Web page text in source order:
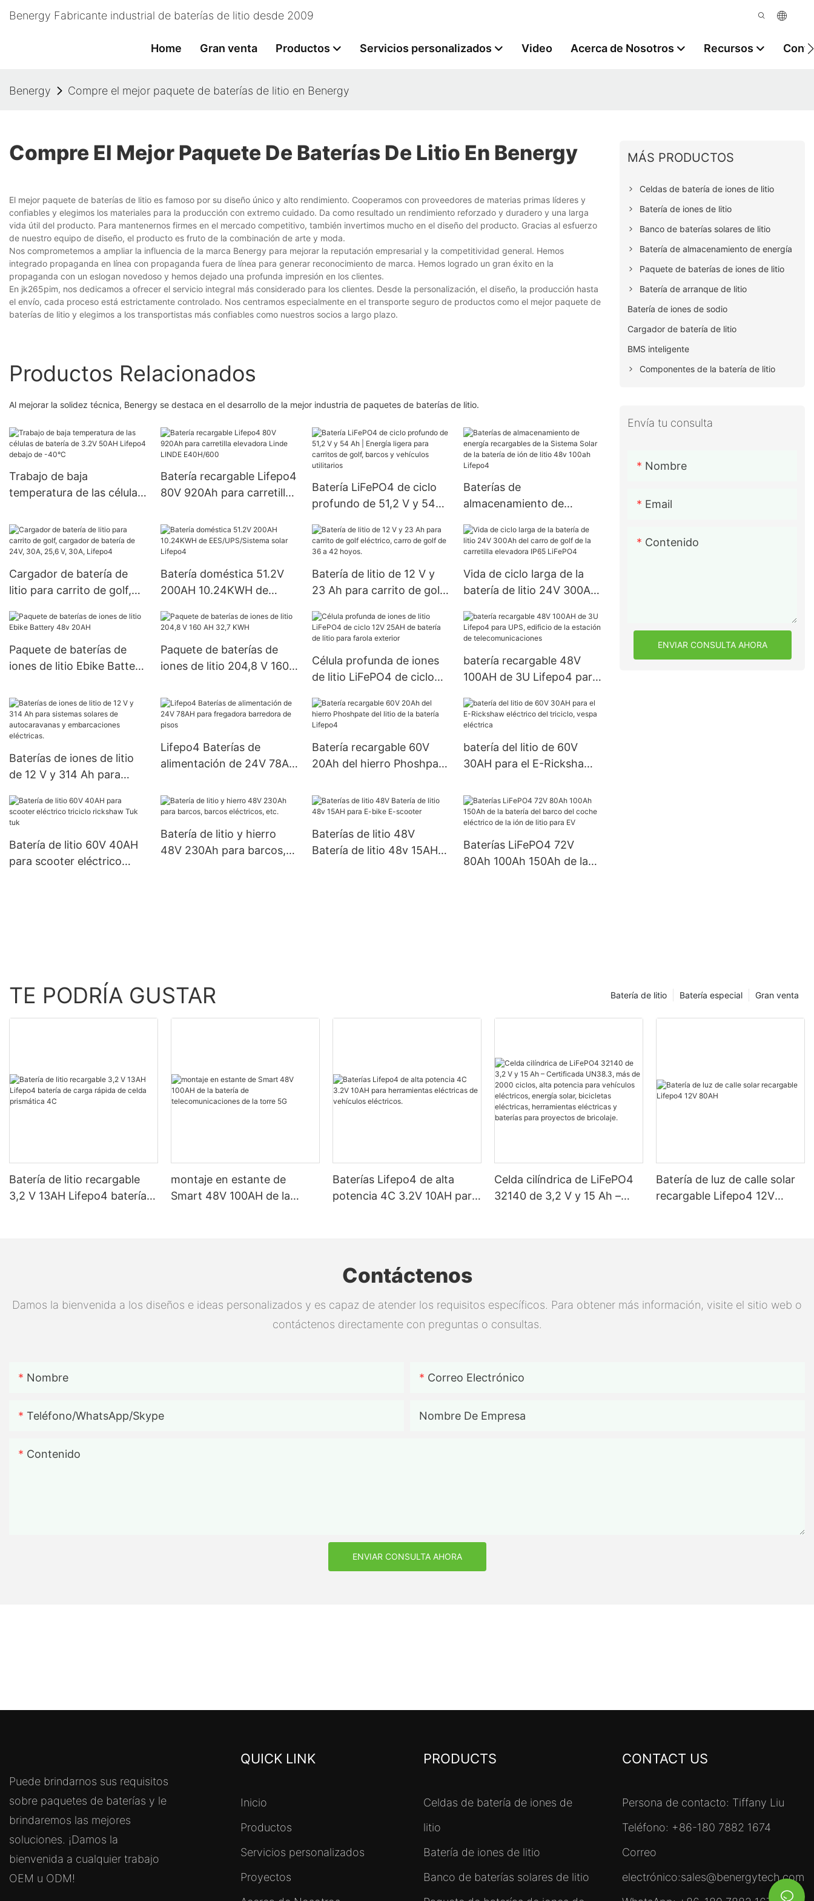
Benergy Fabricante industrial de baterías de litio desde 2009
Home Gran venta Productos Servicios personalizados Video Acerca de Nosotros Recursos
Benergy Compre el mejor paquete de baterías de litio en Benergy
Compre El Mejor Paquete De Baterías De Litio En Benergy
El mejor paquete de baterías de litio es famoso por su diseño único y alto rendimiento. Cooperamos con proveedores de materias primas líderes y
confiables y elegimos los materiales para la producción con extremo cuidado. Da como resultado un rendimiento reforzado y duradero y una larga
vida útil del producto. Para mantenernos firmes en el mercado competitivo, también invertimos mucho en el diseño del producto. Gracias al esfuerzo
de nuestro equipo de diseño, el producto es fruto de la combinación de arte y moda.
Nos comprometemos a ampliar la influencia de la marca Benergy para mejorar la reputación empresarial y la competitividad general. Hemos
integrado propaganda en línea con propaganda fuera de línea para generar reconocimiento de marca. Hemos logrado un gran éxito en la
propaganda con un eslogan novedoso y hemos dejado una profunda impresión en los clientes.
En jk265pim, nos dedicamos a ofrecer el servicio integral más considerado para los clientes. Desde la personalización, el diseño, la producción hasta
el envío, cada proceso está estrictamente controlado. Nos centramos especialmente en el transporte seguro de productos como el mejor paquete de
baterías de litio y elegimos a los transportistas más confiables como nuestros socios a largo plazo.
Productos Relacionados
Al mejorar la solidez técnica, Benergy se destaca en el desarrollo de la mejor industria de paquetes de baterías de litio.
Trabajo de baja
temperatura de las células
Lifepo4 debajo de -40°C
Batería recargable Lifepo4
80V 920Ah para carretilla
E40H/600
Batería LiFePO4 de ciclo
profundo de 51,2 V y 54
carritos de golf, barcos y
vehículos utilitarios
Baterías de
almacenamiento de
Sistema Solar de la batería
de ión de litio 48v 100ah
Lifepo4
Cargador de batería de
litio para carrito de golf,
24V, 30A, 25,6 V, 30A,
Batería doméstica 51.2V
200AH 10.24KWH de
Lifepo4
Batería de litio de 12 V y
23 Ah para carrito de golf
36 a 42 hoyos.
Vida de ciclo larga de la
batería de litio 24V 300Ah
carretilla elevadora IP65
LiFePO4
Paquete de baterías de
iones de litio Ebike Battery
Paquete de baterías de
iones de litio 204,8 V 160
Célula profunda de iones
de litio LiFePO4 de ciclo
litio para farola exterior
batería recargable 48V
100AH ​​de 3U Lifepo4 para
de telecomunicaciones
Baterías de iones de litio
de 12 V y 314 Ah para
autocaravanas y
embarcaciones eléctricas.
Lifepo4 Baterías de
alimentación de 24V 78AH
de pisos
Batería recargable 60V
20Ah del hierro Phoshpate
Lifepo4
batería del litio de 60V
30AH para el E-Rickshaw
eléctrica
Batería de litio 60V 40AH
para scooter eléctrico
Batería de litio y hierro
48V 230Ah para barcos,
Baterías de litio 48V
Batería de litio 48v 15AH
Baterías LiFePO4 72V
80Ah 100Ah 150Ah de la
MÁS PRODUCTOS
Celdas de batería de iones de litio
Batería de iones de litio
Banco de baterías solares de litio
Batería de almacenamiento de energía
Paquete de baterías de iones de litio
Batería de arranque de litio
Batería de iones de sodio
Cargador de batería de litio
BMS inteligente
Componentes de la batería de litio
Envía tu consulta
Nombre
Email
Contenido
ENVIAR CONSULTA AHORA
TE PODRÍA GUSTAR Gran venta
Batería especial
Batería de litio
Batería de litio recargable
3,2 V 13AH Lifepo4 batería
montaje en estante de
Smart 48V 100AH ​​de la
Baterías Lifepo4 de alta
potencia 4C 3.2V 10AH para
Celda cilíndrica de LiFePO4
32140 de 3,2 V y 15 Ah –
proyectos de bricolaje.
Batería de luz de calle solar
recargable Lifepo4 12V
Contáctenos
Damos la bienvenida a los diseños e ideas personalizados y es capaz de atender los requisitos específicos. Para obtener más información, visite el sitio web o
contáctenos directamente con preguntas o consultas.
Nombre Correo Electrónico
Teléfono/WhatsApp/Skype Nombre De Empresa
Contenido
ENVIAR CONSULTA AHORA
Puede brindarnos sus requisitos
sobre paquetes de baterías y le
brindaremos las mejores
soluciones. ¡Damos la
bienvenida a cualquier trabajo
OEM u ODM!
QUICK LINK
Inicio
Productos
Servicios personalizados
Proyectos
PRODUCTS
Celdas de batería de iones de
litio
Batería de iones de litio
Banco de baterías solares de litio
CONTACT US
Persona de contacto: Tiffany Liu
Teléfono: +86-180 7882 1674
Correo
electrónico:sales@benergytech.com